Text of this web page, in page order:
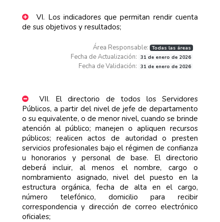
VI. Los indicadores que permitan rendir cuenta
de sus objetivos y resultados;
Área Responsable: Todas las áreas
Fecha de Actualización: 31 de enero de 2026
Fecha de Validación: 31 de enero de 2026
VII. El directorio de todos los Servidores
Públicos, a partir del nivel de jefe de departamento
o su equivalente, o de menor nivel, cuando se brinde
atención al público; manejen o apliquen recursos
públicos; realicen actos de autoridad o presten
servicios profesionales bajo el régimen de confianza
u honorarios y personal de base. El directorio
deberá incluir, al menos el nombre, cargo o
nombramiento asignado, nivel del puesto en la
estructura orgánica, fecha de alta en el cargo,
número telefónico, domicilio para recibir
correspondencia y dirección de correo electrónico
oficiales;